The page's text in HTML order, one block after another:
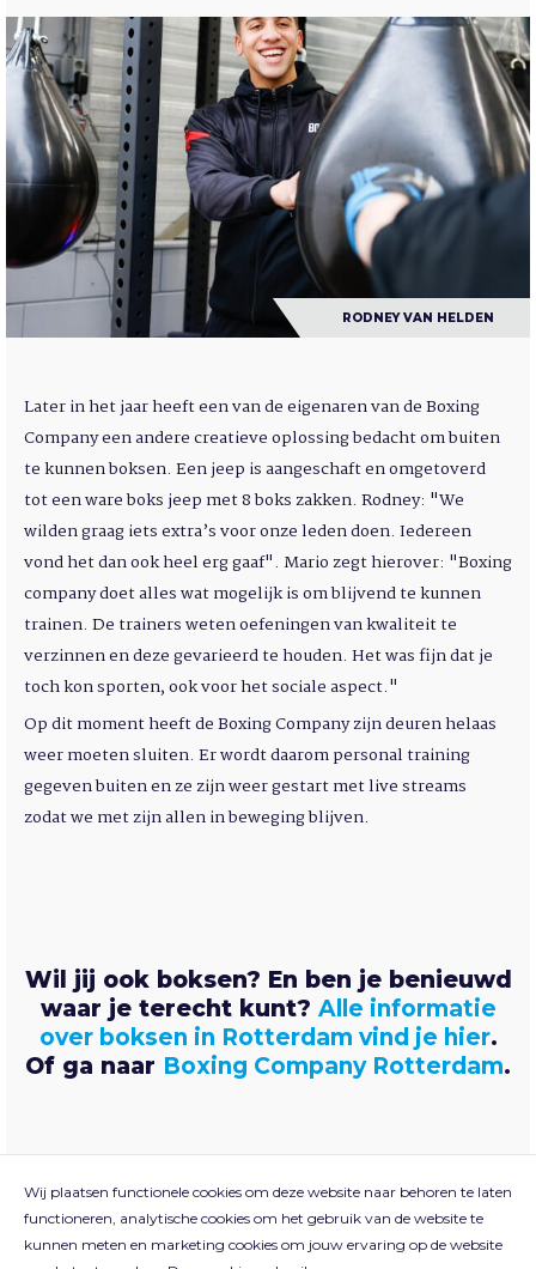
RODNEY VAN HELDEN
Later in het jaar heeft een van de eigenaren van de Boxing
Company een andere creatieve oplossing bedacht om buiten
te kunnen boksen. Een jeep is aangeschaft en omgetoverd
tot een ware boks jeep met 8 boks zakken. Rodney: "We
wilden graag iets extra’s voor onze leden doen. Iedereen
vond het dan ook heel erg gaaf". Mario zegt hierover: "Boxing
company doet alles wat mogelijk is om blijvend te kunnen
trainen. De trainers weten oefeningen van kwaliteit te
verzinnen en deze gevarieerd te houden. Het was fijn dat je
toch kon sporten, ook voor het sociale aspect."
Op dit moment heeft de Boxing Company zijn deuren helaas
weer moeten sluiten. Er wordt daarom personal training
gegeven buiten en ze zijn weer gestart met live streams
zodat we met zijn allen in beweging blijven.
Wil jij ook boksen? En ben je benieuwd
waar je terecht kunt? Alle informatie
over boksen in Rotterdam vind je hier.
Of ga naar Boxing Company Rotterdam.
Wij plaatsen functionele cookies om deze website naar behoren te laten
functioneren, analytische cookies om het gebruik van de website te
kunnen meten en marketing cookies om jouw ervaring op de website